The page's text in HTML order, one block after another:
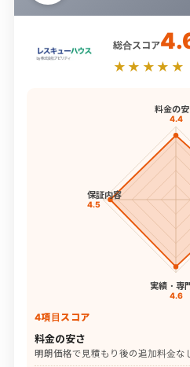
総合スコア
★★★★★
料金の
4.4
実績・専
4.6
保証内容
4.5
4項目スコア
料金の安さ
明朗価格で見積もり後の追加料金な